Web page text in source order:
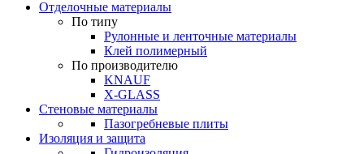
Отделочные материалы
По типу
Рулонные и ленточные материалы
Клей полимерный
По производителю
KNAUF
X-GLASS
Стеновые материалы
Пазогребневые плиты
Изоляция и защита